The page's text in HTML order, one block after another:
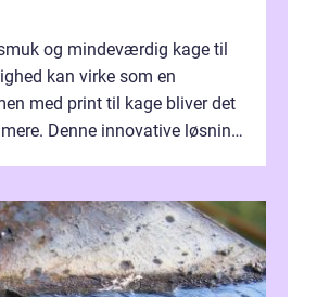
og mindeværdig kage til
kan virke som en
med print til kage bliver det
Denne innovative løsning